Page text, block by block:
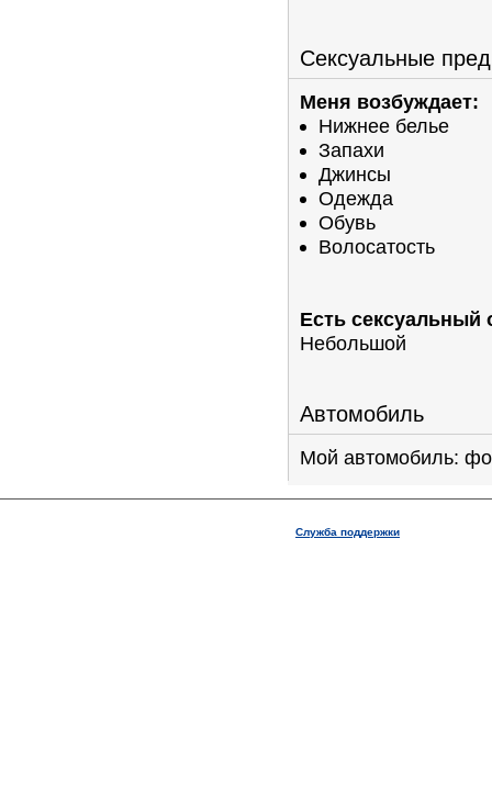
Сексуальные
Меня возбуждает:
Нижнее белье
Запахи
Джинсы
Одежда
Обувь
Волосатость
Есть сексуальный
Небольшой
Автомобиль
Мой автомобиль:
Служба поддержки